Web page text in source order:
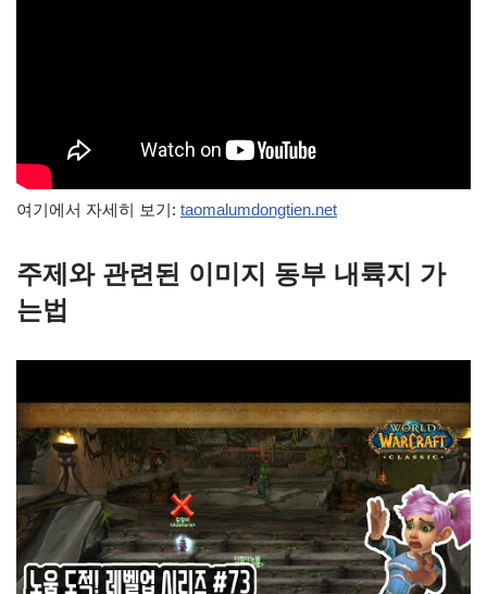
여기에서 자세히 보기: taomalumdongtien.net
주제와 관련된 이미지 동부 내륙지 가
는법